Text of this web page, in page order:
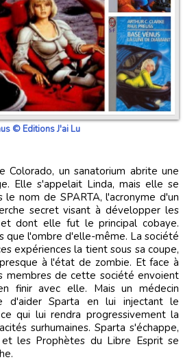
© Editions J'ai Lu
Elle s'appelait Linda, mais elle se
le nom de SPARTA, l'acronyme d'un
secret visant à développer les
et dont elle fut le principal cobaye.
que l'ombre d'elle-même. La société
expériences la tient sous sa coupe,
à l'état de zombie. Et face à
membres de cette société envoient
finir avec elle. Mais un médecin
d'aider Sparta en lui injectant le
qui lui rendra progressivement la
surhumaines. Sparta s'échappe,
les Prophètes du Libre Esprit se